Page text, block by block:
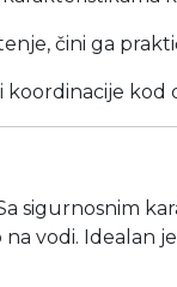
čini ga
koordinacije kod
sigurnosnim
vodi. Idealan